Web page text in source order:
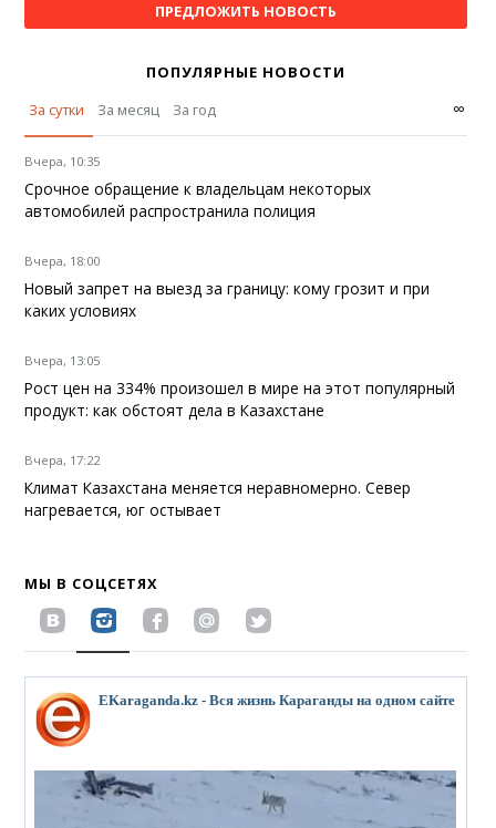
ПРЕДЛОЖИТЬ НОВОСТЬ
ПОПУЛЯРНЫЕ НОВОСТИ
За сутки
За месяц За год ∞
Вчера, 10:35
Срочное обращение к владельцам некоторых
автомобилей распространила полиция
Вчера, 18:00
Новый запрет на выезд за границу: кому грозит и при
каких условиях
Вчера, 13:05
Рост цен на 334% произошел в мире на этот популярный
продукт: как обстоят дела в Казахстане
Вчера, 17:22
Климат Казахстана меняется неравномерно. Север
нагревается, юг остывает
МЫ В СОЦСЕТЯХ
EKaraganda.kz - Вся жизнь Караганды на одном сайте